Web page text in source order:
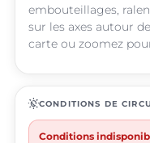
embouteillages,
sur les axes autour
carte ou zoomez
routineCONDITIONS DE
Conditions